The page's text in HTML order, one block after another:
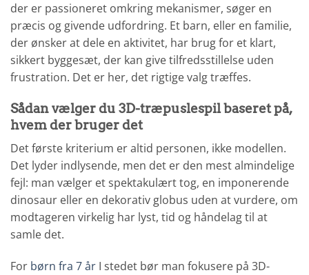
der er passioneret omkring mekanismer, søger en
præcis og givende udfordring. Et barn, eller en familie,
der ønsker at dele en aktivitet, har brug for et klart,
sikkert byggesæt, der kan give tilfredsstillelse uden
frustration. Det er her, det rigtige valg træffes.
Sådan vælger du 3D-træpuslespil baseret på,
hvem der bruger det
Det første kriterium er altid personen, ikke modellen.
Det lyder indlysende, men det er den mest almindelige
fejl: man vælger et spektakulært tog, en imponerende
dinosaur eller en dekorativ globus uden at vurdere, om
modtageren virkelig har lyst, tid og håndelag til at
samle det.
For børn fra 7 år I stedet bør man fokusere på 3D-